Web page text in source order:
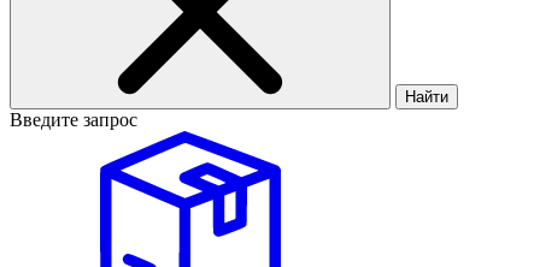
Найти
Введите запрос